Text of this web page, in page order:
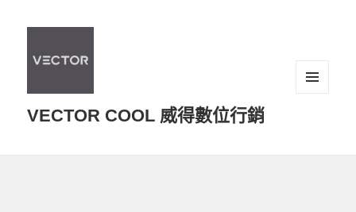
VECTOR COOL 威得數位行銷